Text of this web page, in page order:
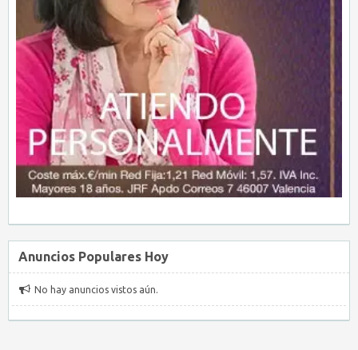
Anuncios Populares Hoy
No hay anuncios vistos aún.